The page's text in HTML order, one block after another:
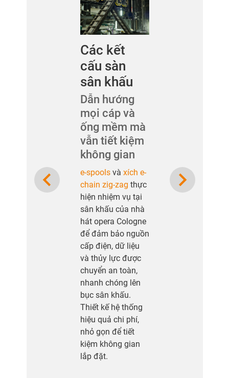
Các kết
cấu sàn
sân khấu
Dẫn hướng
mọi cáp và
ống mềm mà
vẫn tiết kiệm
không gian
e-spoolsvà xích e-
chain zig-zag thực
hiện nhiệm vụ tại
sân khấu của nhà
hát opera Cologne
để đảm bảo nguồn
cấp điện, dữ liệu
và thủy lực được
chuyển an toàn,
nhanh chóng lên
bục sân khấu.
Thiết kế hệ thống
hiệu quả chi phí,
nhỏ gọn để tiết
kiệm không gian
lắp đặt.
Previous